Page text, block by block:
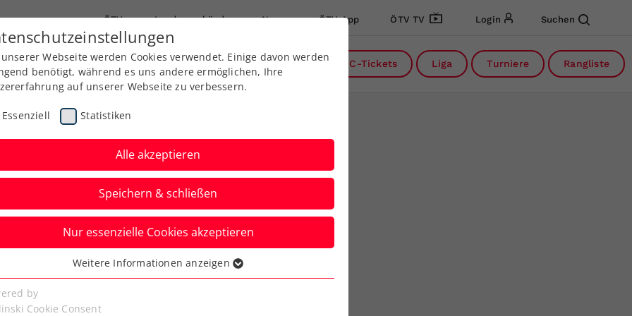
ÖTV Landesverbände News ÖTV App ÖTV TV Login Suchen
Ausbildung Services Über uns Kreise DC-Tickets Liga Turniere Rangliste
gegen Finnland
Besetzung
Webseite werden Cookies verwendet. Einige davon werden
benötigt, während es uns andere ermöglichen, Ihre
auf unserer Webseite zu verbessern.
Essenziell Statistiken
Alle akzeptieren
Speichern & schließen
Nur essenzielle Cookies akzeptieren
Cookies werden für grundlegende Funktionen der
benötigt. Dadurch ist gewährleistet, dass die Webseite
Weitere Informationen anzeigen
by
Cookie Consent